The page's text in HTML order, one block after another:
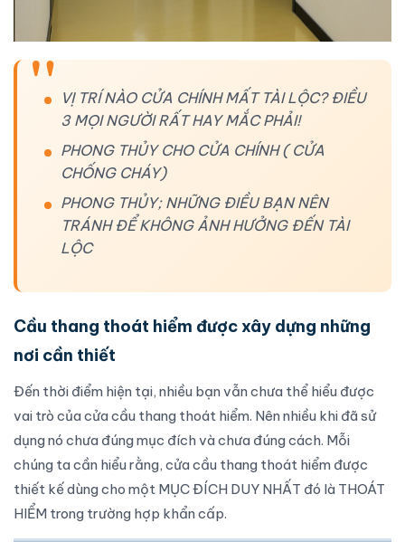
VỊ TRÍ NÀO CỬA CHÍNH MẤT TÀI LỘC? ĐIỀU
3 MỌI NGƯỜI RẤT HAY MẮC PHẢI!
PHONG THỦY CHO CỬA CHÍNH ( CỬA
CHỐNG CHÁY)
PHONG THỦY; NHỮNG ĐIỀU BẠN NÊN
TRÁNH ĐỂ KHÔNG ẢNH HƯỞNG ĐẾN TÀI
LỘC
Cầu thang thoát hiểm được xây dựng những
nơi cần thiết
Đến thời điểm hiện tại, nhiều bạn vẫn chưa thể hiểu được
vai trò của cửa cầu thang thoát hiểm. Nên nhiều khi đã sử
dụng nó chưa đúng mục đích và chưa đúng cách. Mỗi
chúng ta cần hiểu rằng, cửa cầu thang thoát hiểm được
thiết kế dùng cho một MỤC ĐÍCH DUY NHẤT đó là THOÁT
HIỂM trong trường hợp khẩn cấp.